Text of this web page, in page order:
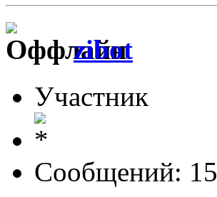
zibot
Участник
Сообщений: 15